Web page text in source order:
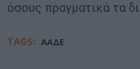
όσους πραγματικά τα
TAGS: ΑΑΔΕ